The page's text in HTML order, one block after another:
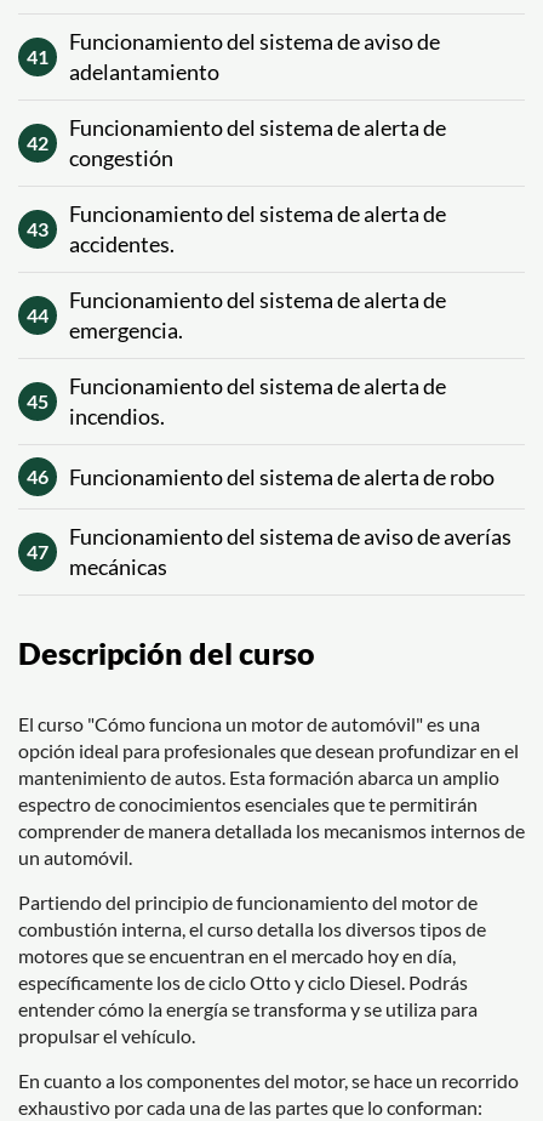
41
Funcionamiento del sistema de aviso de
adelantamiento
42
Funcionamiento del sistema de alerta de
congestión
43
Funcionamiento del sistema de alerta de
accidentes.
44
Funcionamiento del sistema de alerta de
emergencia.
45
Funcionamiento del sistema de alerta de
incendios.
46 Funcionamiento del sistema de alerta de robo
47
Funcionamiento del sistema de aviso de averías
mecánicas
Descripción del curso
El curso "Cómo funciona un motor de automóvil" es una
opción ideal para profesionales que desean profundizar en el
mantenimiento de autos. Esta formación abarca un amplio
espectro de conocimientos esenciales que te permitirán
comprender de manera detallada los mecanismos internos de
un automóvil.
Partiendo del principio de funcionamiento del motor de
combustión interna, el curso detalla los diversos tipos de
motores que se encuentran en el mercado hoy en día,
específicamente los de ciclo Otto y ciclo Diesel. Podrás
entender cómo la energía se transforma y se utiliza para
propulsar el vehículo.
En cuanto a los componentes del motor, se hace un recorrido
exhaustivo por cada una de las partes que lo conforman: